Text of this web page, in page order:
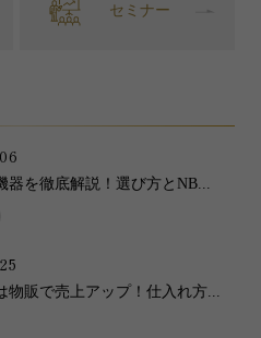
セミナー
器を徹底解説！選び方とNB...
物販で売上アップ！仕入れ方...